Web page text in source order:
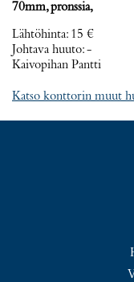
70mm, pronssia,
Lähtöhinta: 15 €
Johtava huuto:-
Kaivopihan Pantti
Katso konttorin muut